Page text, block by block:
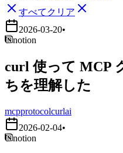
すべてクリア
2026-03-20•
notion
curl 使って MCP
ちを理解した
mcpprotocolcurlai
2026-02-04•
notion